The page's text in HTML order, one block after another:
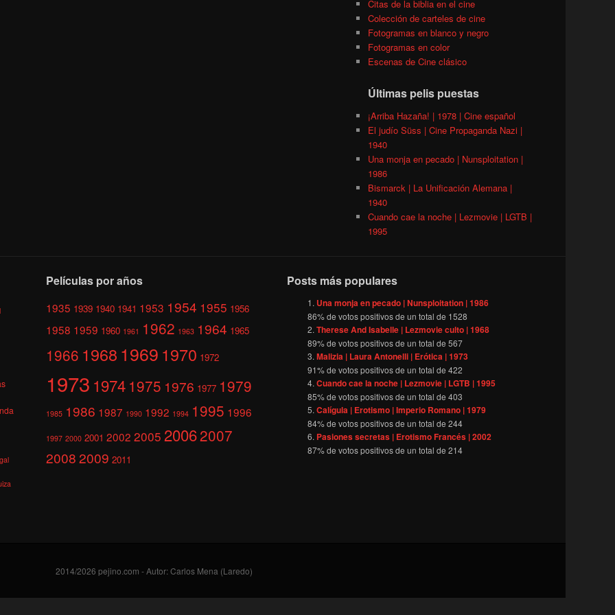
Citas de la biblia en el cine
Colección de carteles de cine
Fotogramas en blanco y negro
Fotogramas en color
Escenas de Cine clásico
Últimas pelis puestas
¡Arriba Hazaña! | 1978 | Cine español
El judío Süss | Cine Propaganda Nazi |
1940
Una monja en pecado | Nunsploitation |
1986
Bismarck | La Unificación Alemana |
1940
Cuando cae la noche | Lezmovie | LGTB |
1995
Películas por años
1935 1939 1940 1941 1953 1954 1955 1956
1958 1959 1960 1961 1962 1963 1964 1965
1966 1968 1969 1970 1972
1973 1974 1975 1976 1977 1979
1985 1986 1987 1990 1992 1994 1995 1996
1997 2000 2001 2002 2005 20062007
20082009 2011
Posts más populares
Una monja en pecado | Nunsploitation | 1986
86% de votos positivos de un total de 1528
Therese And Isabelle | Lezmovie culto | 1968
89% de votos positivos de un total de567
Malizia | Laura Antonelli | Erótica | 1973
91% de votos positivos de un total de422
Cuando cae la noche | Lezmovie | LGTB | 1995
85% de votos positivos de un total de403
Calígula | Erotismo | Imperio Romano | 1979
84% de votos positivos de un total de244
Pasiones secretas | Erotismo Francés | 2002
87% de votos positivos de un total de214
2014/2026 pejino.com - Autor: Carlos Mena (Laredo)